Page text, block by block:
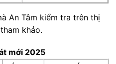
An Tâm kiểm tra trên thị
khảo.
mới 2025